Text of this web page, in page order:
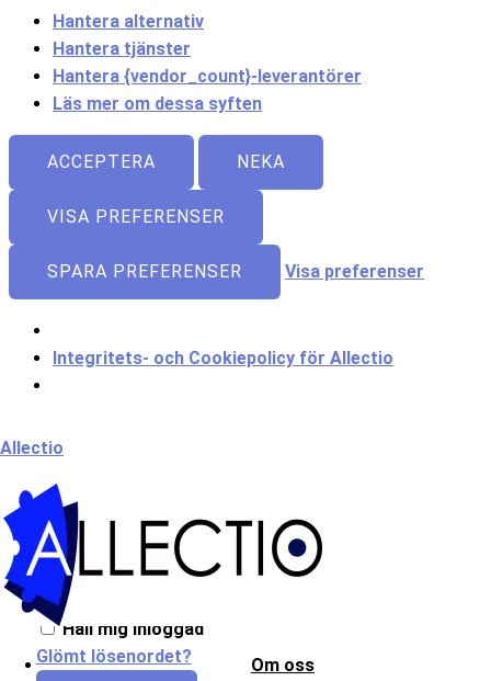
Hantera alternativ
Hantera tjänster
Hantera {vendor_count}-leverantörer
Läs mer om dessa syften
ACCEPTERA NEKA
VISA PREFERENSER
SPARA PREFERENSER Visa preferenser
Integritets- och Cookiepolicy för Allectio
Allectio
Om oss
Välkommen till Allectio!
Håll mig inloggad
Glömt lösenordet?